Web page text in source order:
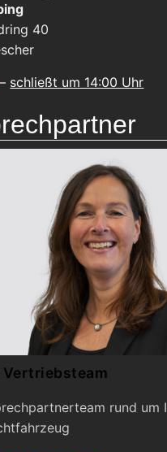
40
– schließt um 14:00 Uhr
Vertriebsteam
rund um